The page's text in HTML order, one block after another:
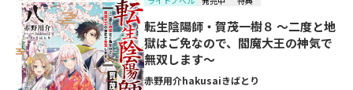
転生陰陽師・賀茂一樹８ ～二度と地
獄はご免なので、閻魔大王の神気で
無双します～
赤野用介hakusaiきばとり